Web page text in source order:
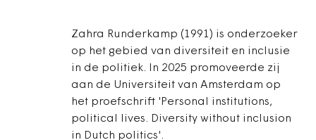
Zahra Runderkamp (1991) is onderzoeker
op het gebied van diversiteit en inclusie
in de politiek. In 2025 promoveerde zij
aan de Universiteit van Amsterdam op
het proefschrift 'Personal institutions,
political lives. Diversity without inclusion
in Dutch politics'.